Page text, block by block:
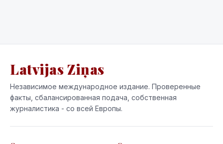
Latvijas Ziņas
Независимое международное издание. Проверенные
факты, сбалансированная подача, собственная
журналистика - со всей Европы.